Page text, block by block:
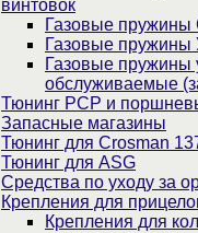
винтовок
Газовые пружины
Газовые
Газовые пружины
обслуживаемые
Тюнинг PCP и
Запасные магазины
Тюнинг для Crosman
Тюнинг для ASG
Средства по уходу за
Крепления для
Крепления для